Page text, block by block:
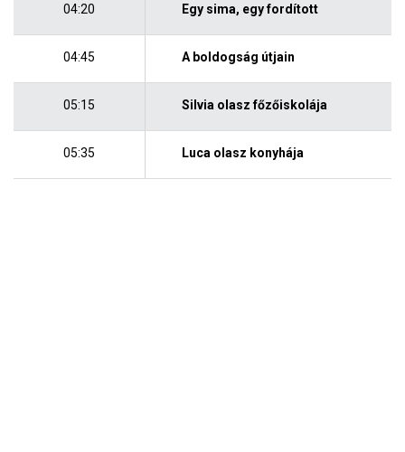
04:20 Egy sima, egy fordított
04:45 A boldogság útjain
05:15 Silvia olasz főzőiskolája
05:35 Luca olasz konyhája